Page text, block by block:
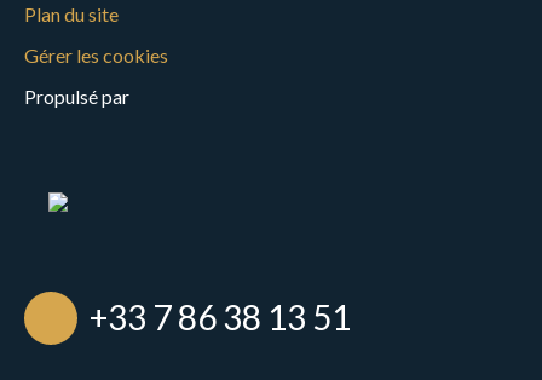
Plan du site
Gérer les cookies
Propulsé par
+33 7 86 38 13 51